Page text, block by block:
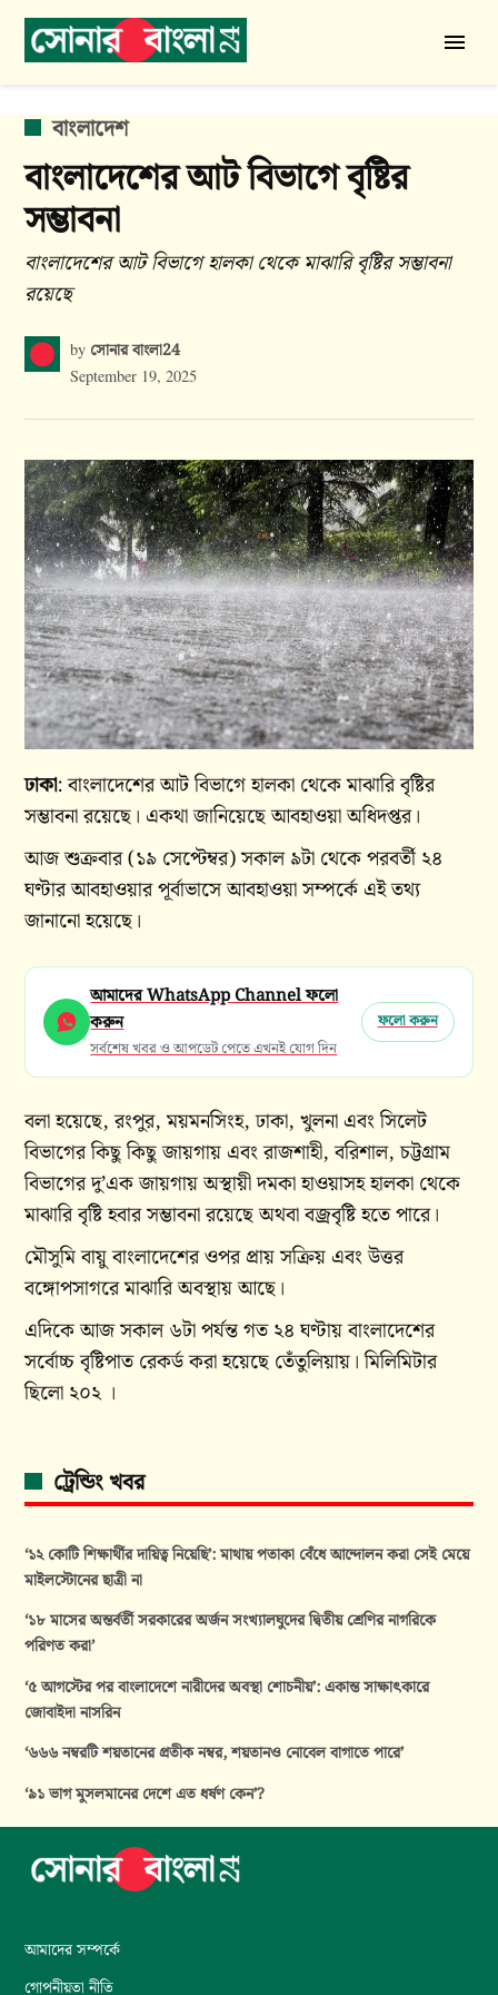
Skip
বাংলা
24
POSTED
বাংলাদেশ
বাংলাদেশের আট বিভাগে বৃষ্টির
সম্ভাবনা
বাংলাদেশের আট বিভাগে হালকা থেকে মাঝারি বৃষ্টির সম্ভাবনা
রয়েছে
by সোনার বাংলা24
September 19, 2025
ঢাকা: বাংলাদেশের আট বিভাগে হালকা থেকে মাঝারি বৃষ্টির
সম্ভাবনা রয়েছে। একথা জানিয়েছে আবহাওয়া অধিদপ্তর।
আজ শুক্রবার (১৯ সেপ্টেম্বর) সকাল ৯টা থেকে পরবর্তী ২৪
ঘণ্টার আবহাওয়ার পূর্বাভাসে আবহাওয়া সম্পর্কে এই তথ্য
জানানো হয়েছে।
আমাদের WhatsApp Channel ফলো
করুন
সর্বশেষ খবর ও আপডেট পেতে এখনই যোগ দিন
ফলো করুন
বলা হয়েছে, রংপুর, ময়মনসিংহ, ঢাকা, খুলনা এবং সিলেট
বিভাগের কিছু কিছু জায়গায় এবং রাজশাহী, বরিশাল, চট্টগ্রাম
বিভাগের দু’এক জায়গায় অস্থায়ী দমকা হাওয়াসহ হালকা থেকে
মাঝারি বৃষ্টি হবার সম্ভাবনা রয়েছে অথবা বজ্রবৃষ্টি হতে পারে।
মৌসুমি বায়ু বাংলাদেশের ওপর প্রায় সক্রিয় এবং উত্তর
বঙ্গোপসাগরে মাঝারি অবস্থায় আছে।
এদিকে আজ সকাল ৬টা পর্যন্ত গত ২৪ ঘণ্টায় বাংলাদেশের
সর্বোচ্চ বৃষ্টিপাত রেকর্ড করা হয়েছে তেঁতুলিয়ায়। মিলিমিটার
ছিলো ২০২ ।
ট্রেন্ডিং খবর
‘১২ কোটি শিক্ষার্থীর দায়িত্ব নিয়েছি’: মাথায় পতাকা বেঁধে আন্দোলন করা সেই মেয়ে
মাইলস্টোনের ছাত্রী না
‘১৮ মাসের অন্তর্বর্তী সরকারের অর্জন সংখ্যালঘুদের দ্বিতীয় শ্রেণির নাগরিকে
পরিণত করা’
‘৫ আগস্টের পর বাংলাদেশে নারীদের অবস্থা শোচনীয়’: একান্ত সাক্ষাৎকারে
জোবাইদা নাসরিন
‘৬৬৬ নম্বরটি শয়তানের প্রতীক নম্বর, শয়তানও নোবেল বাগাতে পারে’
‘৯১ ভাগ মুসলমানের দেশে এত ধর্ষণ কেন’?
আমাদের সম্পর্কে
গোপনীয়তা নীতি